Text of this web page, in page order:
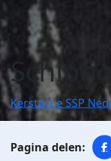
Kerstactie SSP